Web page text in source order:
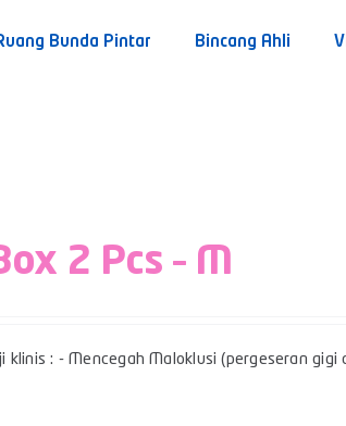
Bunda Pintar Bincang Ahli
2 Pcs – M
: - Mencegah Maloklusi (pergeseran